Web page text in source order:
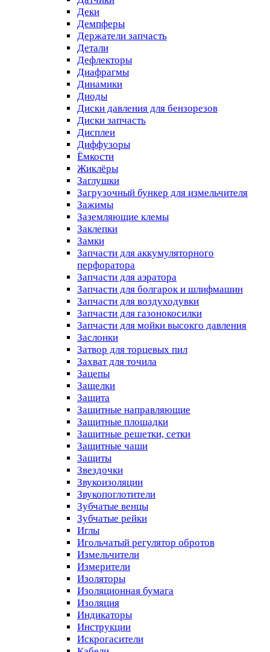
Деки
Демпферы
Держатели запчасть
Детали
Дефлекторы
Диафрагмы
Динамики
Диоды
Диски давления для бензорезов
Диски запчасть
Дисплеи
Диффузоры
Ёмкости
Жиклёры
Заглушки
Загрузочный бункер для измельчителя
Зажимы
Заземляющие клемы
Заклепки
Замки
Запчасти для аккумуляторного
перфоратора
Запчасти для аэратора
Запчасти для болгарок и шлифмашин
Запчасти для воздуходувки
Запчасти для газонокосилки
Запчасти для мойки высокго давления
Заслонки
Затвор для торцевых пил
Захват для точила
Зацепы
Защелки
Защита
Защитные направляющие
Защитные площадки
Защитные решетки, сетки
Защитные чаши
Защиты
Звездочки
Звукоизоляции
Звукопоглотители
Зубчатые венцы
Зубчатые рейки
Иглы
Игольчатый регулятор обротов
Измельчители
Измерители
Изоляторы
Изоляционная бумага
Изоляция
Индикаторы
Инструкции
Искрогасители